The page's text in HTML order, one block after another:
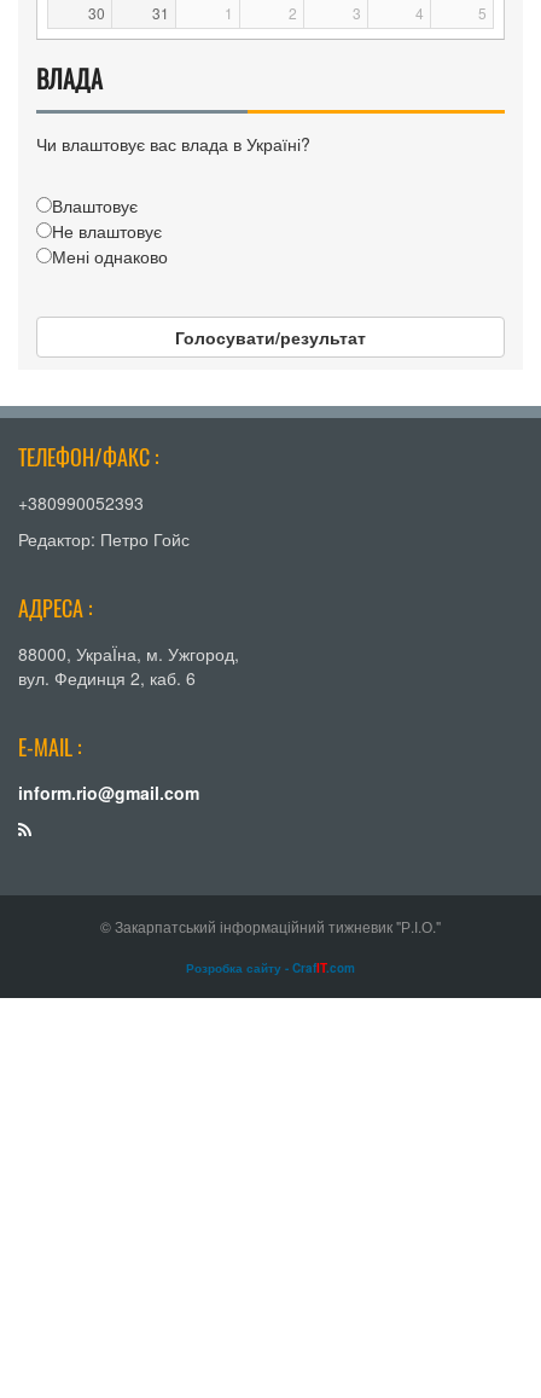
30
31 1 2 3 4 5
ВЛАДА
Чи влаштовує вас влада в Україні?
Влаштовує
Не влаштовує
Мені однаково
Голосувати/результат
ТЕЛЕФОН/ФАКС :
+380990052393
Редактор: Петро Гойс
АДРЕСА :
88000, УкраЇна, м. Ужгород,
вул. Фединця 2, каб. 6
E-MAIL :
inform.rio@gmail.com
© Закарпатський інформаційний тижневик "Р.І.О."
Розробка сайту - CrafIT.com